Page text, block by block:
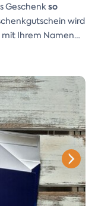
Geschenkso
wird
mit Ihrem Namen
schreiben
ist ebenfalls in